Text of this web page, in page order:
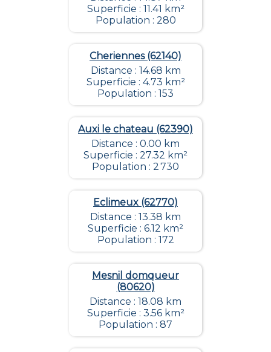
Superficie : 11.41 km²
Population : 280
Cheriennes (62140)
Distance : 14.68 km
Superficie : 4.73 km²
Population : 153
Auxi le chateau (62390)
Distance : 0.00 km
Superficie : 27.32 km²
Population : 2 730
Eclimeux (62770)
Distance : 13.38 km
Superficie : 6.12 km²
Population : 172
Mesnil domqueur
(80620)
Distance : 18.08 km
Superficie : 3.56 km²
Population : 87